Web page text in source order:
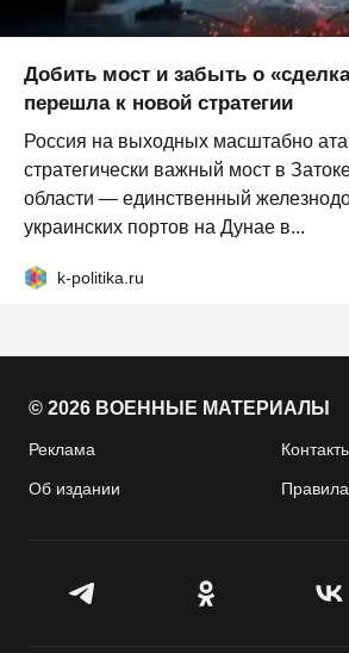
Добить мост и забыть о
перешла к новой стратегии
Россия на выходных масштабно
стратегически важный мост в
области — единственный
украинских портов на Дунае в...
k-politika.ru
© 2026 ВОЕННЫЕ МАТЕРИАЛЫ
Реклама
Об издании Правила